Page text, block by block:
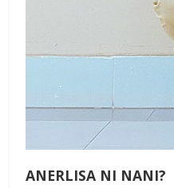
ANERLISA NI NANI?